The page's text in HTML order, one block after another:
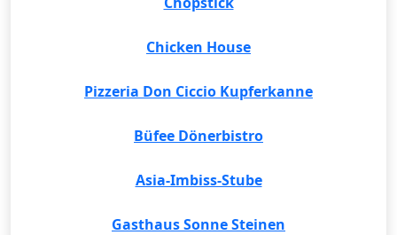
Chicken House
Pizzeria Don Ciccio Kupferkanne
Büfee Dönerbistro
Asia-Imbiss-Stube
Gasthaus Sonne Steinen